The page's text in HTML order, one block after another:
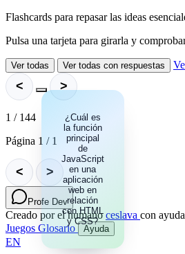
Flashcards para repasar las ideas
Pulsa una tarjeta para girarla y
Ver todas Ver todas con respuestas
<
¿Cuál es
la función
principal
de
JavaScript
en una
aplicación
web en
relación
con HTML
y CSS?
JavaScript
decide el
comportamiento
dinámico, las
reglas y el
estado de la
interfaz.
>
1 / 144
Página 1 / 1
< >
Profe Dev
Creado por el humano ceslava con
Juegos Glosario Ayuda
EN